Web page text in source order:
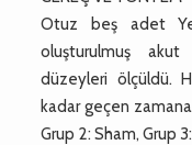
Otuz beş adet
oluşturulmuş
düzeyleri ölçüldü.
kadar geçen zamana
Grup 2: Sham, Grup